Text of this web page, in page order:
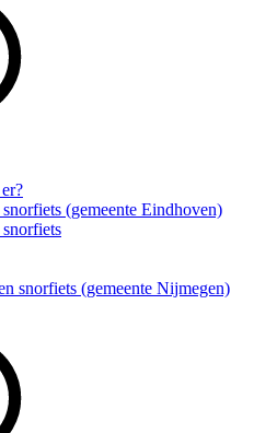
(gemeente Eindhoven)
snorfiets (gemeente Nijmegen)